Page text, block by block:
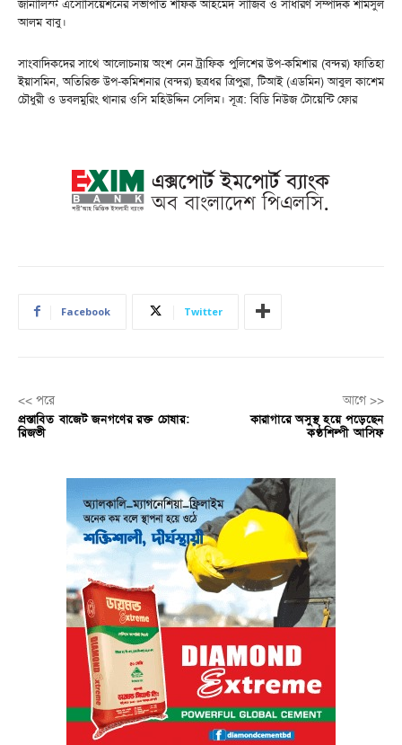
জার্নালিস্ট এসোসিয়েশনের সভাপতি শফিক আহমেদ সাজিব ও সাধারণ সম্পাদক শামসুল
আলম বাবু।
সাংবাদিকদের সাথে আলোচনায় অংশ নেন ট্রাফিক পুলিশের উপ-কমিশার (বন্দর) ফাতিহা
ইয়াসমিন, অতিরিক্ত উপ-কমিশনার (বন্দর) ছত্রধর ত্রিপুরা, টিআই (এডমিন) আবুল কাশেম
চৌধুরী ও ডবলমুরিং থানার ওসি মহিউদ্দিন সেলিম। সূত্র: বিডি নিউজ টোয়েন্টি ফোর
Facebook Twitter
<< পরে
প্রস্তাবিত বাজেট জনগণের রক্ত চোষার:
রিজভী
আগে >>
কারাগারে অসুস্থ হয়ে পড়েছেন
কণ্ঠশিল্পী আসিফ